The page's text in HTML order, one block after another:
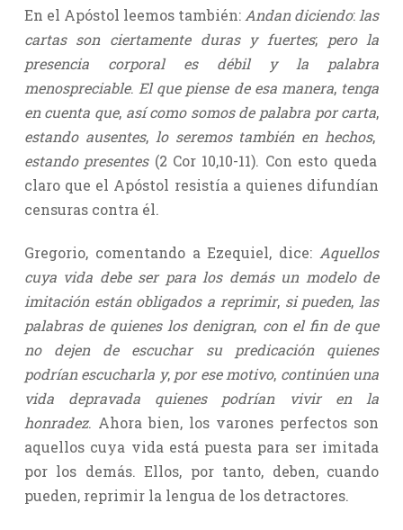
En el Apóstol leemos también: Andan diciendo: las
cartas son ciertamente duras y fuertes;pero la
presencia corporal es débil y la palabra
menospreciable. El que piense de esa manera,tenga
en cuenta que, así como somos de palabra por carta,
estando ausentes,lo seremos también en hechos,
estando presentes (2 Cor 10,10-11). Con esto queda
claro que el Apóstol resistía a quienes difundían
censuras contra él.
Gregorio, comentando a Ezequiel, dice: Aquellos
cuya vida debe ser para los demás un modelo de
imitación están obligados a reprimir,si pueden, las
palabras de quienes los denigran, con el fin de que
no dejen de escuchar su predicación quienes
podrían escucharla y,por ese motivo, continúen una
vida depravada quienes podrían vivir en la
honradez. Ahora bien, los varones perfectos son
aquellos cuya vida está puesta para ser imitada
por los demás. Ellos, por tanto, deben, cuando
pueden, reprimir la lengua de los detractores.